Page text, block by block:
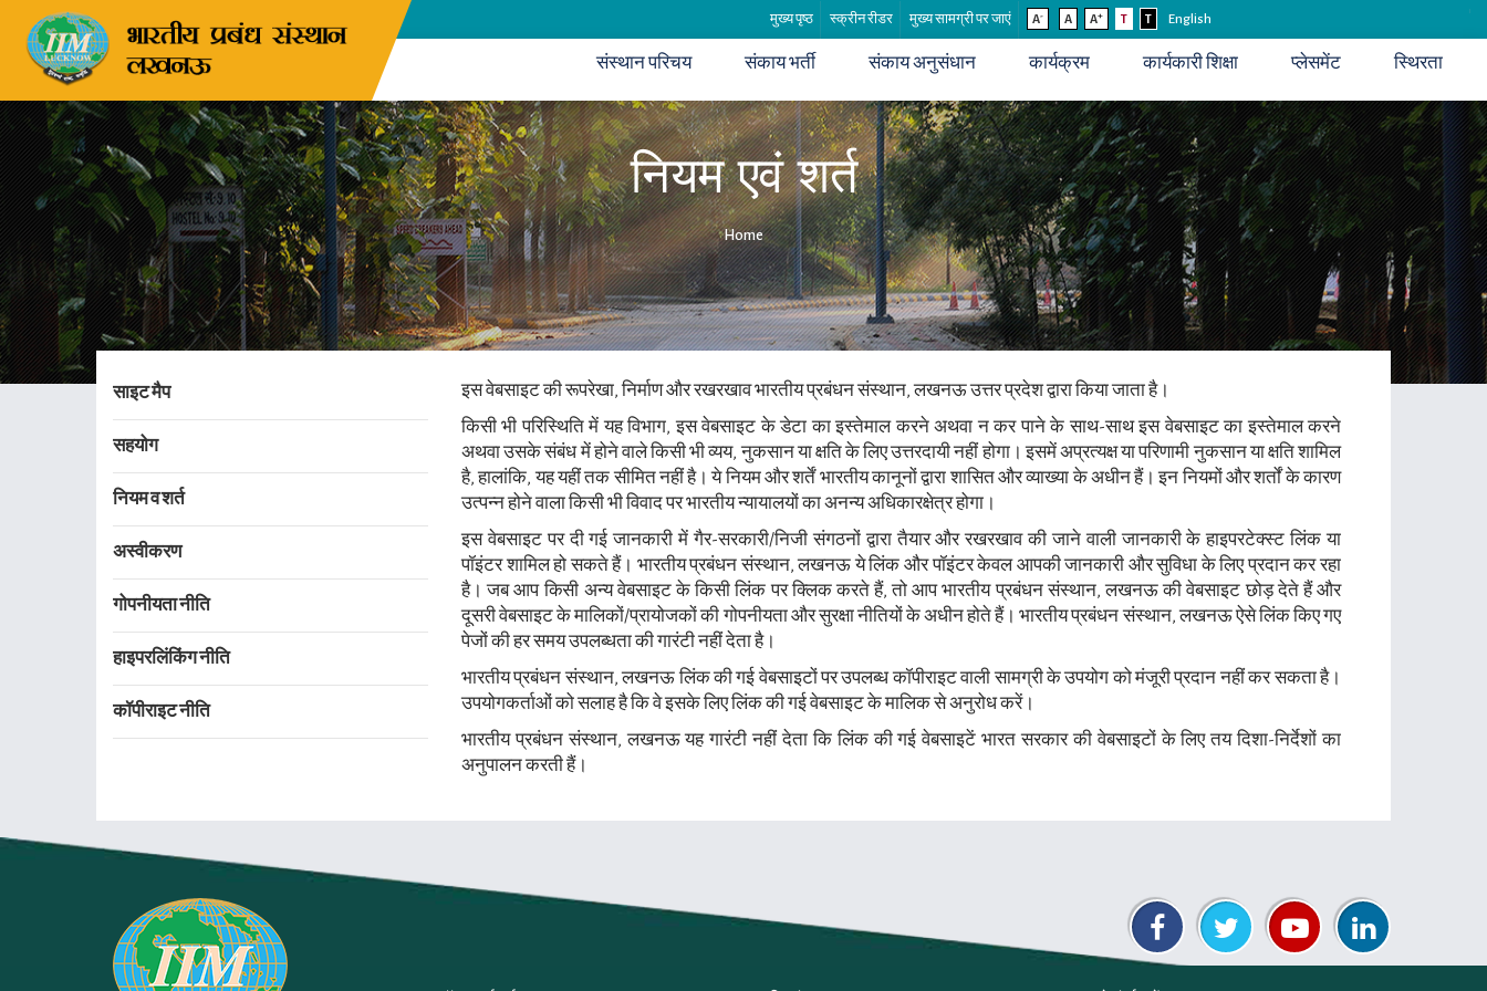
मुख्य पृष्ठ स्क्रीन रीडर मुख्य सामग्री पर जाएं A- A A+ T T English
संस्थान परिचय संकाय भर्ती संकाय अनुसंधान कार्यक्रम कार्यकारी शिक्षा प्लेसमेंट स्थिरता
नियम एवं शर्त
Home
साइट मैप
सहयोग
नियम व शर्त
अस्वीकरण
गोपनीयता नीति
हाइपरलिंकिंग नीति
कॉपीराइट नीति
इस वेबसाइट की रूपरेखा, निर्माण और रखरखाव भारतीय प्रबंधन संस्थान, लखनऊ उत्तर प्रदेश द्वारा किया जाता है।
किसी भी परिस्थिति में यह विभाग, इस वेबसाइट के डेटा का इस्तेमाल करने अथवा न कर पाने के साथ-साथ इस वेबसाइट का इस्तेमाल करने
अथवा उसके संबंध में होने वाले किसी भी व्यय, नुकसान या क्षति के लिए उत्तरदायी नहीं होगा। इसमें अप्रत्यक्ष या परिणामी नुकसान या क्षति शामिल
है, हालांकि, यह यहीं तक सीमित नहीं है। ये नियम और शर्तें भारतीय कानूनों द्वारा शासित और व्याख्या के अधीन हैं। इन नियमों और शर्तों के कारण
उत्पन्न होने वाला किसी भी विवाद पर भारतीय न्यायालयों का अनन्य अधिकारक्षेत्र होगा।
इस वेबसाइट पर दी गई जानकारी में गैर-सरकारी/निजी संगठनों द्वारा तैयार और रखरखाव की जाने वाली जानकारी के हाइपरटेक्स्ट लिंक या
पॉइंटर शामिल हो सकते हैं। भारतीय प्रबंधन संस्थान, लखनऊ ये लिंक और पॉइंटर केवल आपकी जानकारी और सुविधा के लिए प्रदान कर रहा
है। जब आप किसी अन्य वेबसाइट के किसी लिंक पर क्लिक करते हैं, तो आप भारतीय प्रबंधन संस्थान, लखनऊ की वेबसाइट छोड़ देते हैं और
दूसरी वेबसाइट के मालिकों/प्रायोजकों की गोपनीयता और सुरक्षा नीतियों के अधीन होते हैं। भारतीय प्रबंधन संस्थान, लखनऊ ऐसे लिंक किए गए
पेजों की हर समय उपलब्धता की गारंटी नहीं देता है।
भारतीय प्रबंधन संस्थान, लखनऊ लिंक की गई वेबसाइटों पर उपलब्ध कॉपीराइट वाली सामग्री के उपयोग को मंजूरी प्रदान नहीं कर सकता है।
उपयोगकर्ताओं को सलाह है कि वे इसके लिए लिंक की गई वेबसाइट के मालिक से अनुरोध करें।
भारतीय प्रबंधन संस्थान, लखनऊ यह गारंटी नहीं देता कि लिंक की गई वेबसाइटें भारत सरकार की वेबसाइटों के लिए तय दिशा-निर्देशों का
अनुपालन करती हैं।